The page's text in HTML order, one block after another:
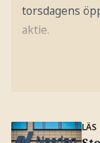
torsdagens
aktie.
LÄS